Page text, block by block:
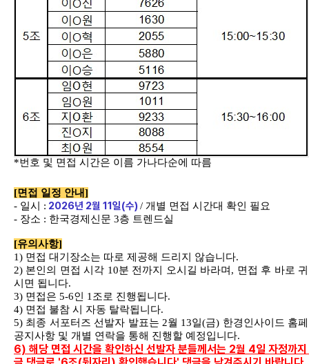
*번호 및 면접 시간은 이름 가나다순에 따름
[면접 일정 안내]
- 일시 : 2026년 2월 11 일(수)/ 개별 면접 시간대 확인 필요
- 장소 : 한국경제신문 3층 트렌드실
[유의사항]
1) 면접 대기장소는 따로 제공해 드리지 않습니다.
2) 본인의 면접 시각 10분 전까지 오시길 바라며 , 면접 후 바로
시면 됩니다.
3) 면접은 5-6인 1조로 진행됩니다.
4) 면접 불참 시 자동 탈락됩니다.
5) 최종 서포터즈 선발자 발표는 2월 13일(금) 한경인사이드 홈
공지사항 및 개별 연락을 통해 진행할 예정입니다.
6) 해당 면접 시간을 확인하신 선발자 분들께서는 2월 4일 자정까지